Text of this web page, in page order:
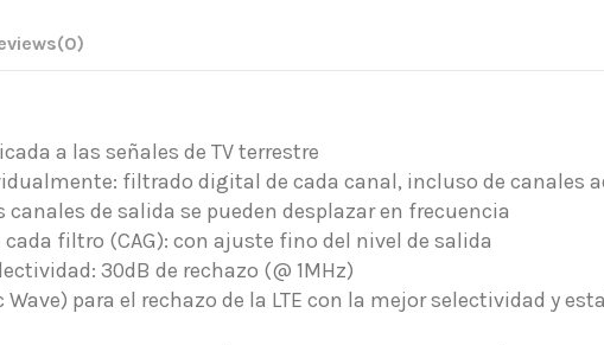
(0)
a las señales de TV terrestre
filtrado digital de cada canal, incluso de canales
de salida se pueden desplazar en frecuencia
filtro (CAG): con ajuste fino del nivel de salida
30dB de rechazo (@ 1MHz)
para el rechazo de la LTE con la mejor selectividad y